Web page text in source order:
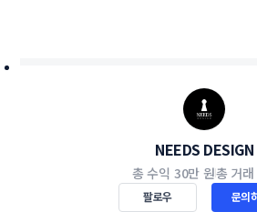
NEEDS DESIGN
총 수익 30만 원총 거래
팔로우 문의